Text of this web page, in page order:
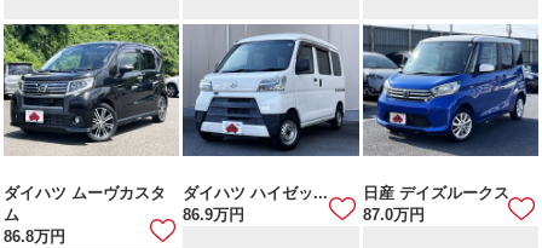
ダイハツ ムーヴカスタ
ム
86.8万円
ダイハツ ハイゼッ...
86.9万円
日産 デイズルークス
87.0万円